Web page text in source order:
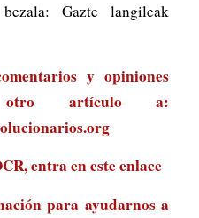
Gazte langileak
y opiniones
artículo a:
entra eneste enlace
para ayudarnos a